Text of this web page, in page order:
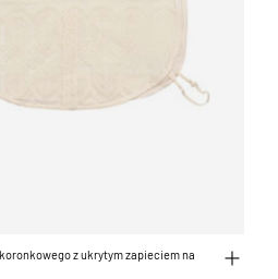
z ukrytym zapieciem na